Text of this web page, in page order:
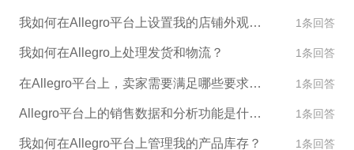
我如何在Allegro平台上设置我的店铺外观和设计？ 1条回答
我如何在Allegro上处理发货和物流？ 1条回答
在Allegro平台上，卖家需要满足哪些要求才能销售产品？ 1条回答
Allegro平台上的销售数据和分析功能是什么？ 1条回答
我如何在Allegro平台上管理我的产品库存？ 1条回答